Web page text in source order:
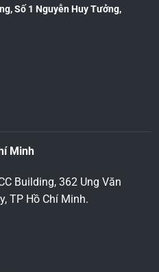
Số 1 Nguyễn Huy Tưởng,
Minh
Building, 362 Ung Văn
TP Hồ Chí Minh.